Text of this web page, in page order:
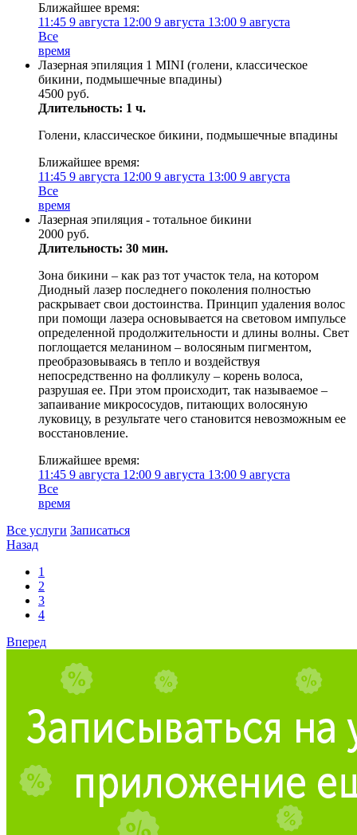
Ближайшее время:
11:45 9 августа 12:00 9 августа 13:00 9 августа
Все
время
Лазерная эпиляция 1 MINI (голени, классическое
бикини, подмышечные впадины)
4500 руб.
Длительность: 1 ч.
Голени, классическое бикини, подмышечные впадины
Ближайшее время:
11:45 9 августа 12:00 9 августа 13:00 9 августа
Все
время
Лазерная эпиляция - тотальное бикини
2000 руб.
Длительность: 30 мин.
Зона бикини – как раз тот участок тела, на котором
Диодный лазер последнего поколения полностью
раскрывает свои достоинства. Принцип удаления волос
при помощи лазера основывается на световом импульсе
определенной продолжительности и длины волны. Свет
поглощается меланином – волосяным пигментом,
преобразовываясь в тепло и воздействуя
непосредственно на фолликулу – корень волоса,
разрушая ее. При этом происходит, так называемое –
запаивание микрососудов, питающих волосяную
луковицу, в результате чего становится невозможным ее
восстановление.
Ближайшее время:
11:45 9 августа 12:00 9 августа 13:00 9 августа
Все
время
Все услуги Записаться
Назад
1
2
3
4
Вперед